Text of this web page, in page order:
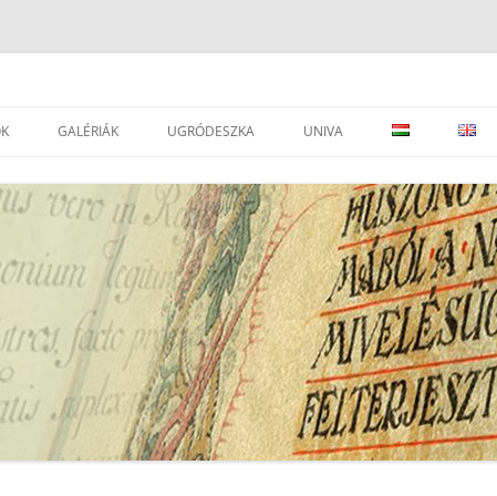
SZÉCSÉNYI M.: A RENDSZERVÁLTÁS
GYŰJTEMÉNY ARCHÍVUM
GALÉRIÁK
ESEMÉNYEK
UGRÓDESZKA
PORTÁLOK
TÁRSEGYESÜLETEK, INTÉZMÉNYEK
LEVÉLTÁRI, TÖRTÉNELMI
FOLYÓIRATOK
UNIVA
EAD IMPORTÁLÁSI SEGÉDLET ⇒
ATOM KÉZIKÖNYV
UNIVA FONDJEGYZÉK PÁLYÁZAT
UNIVA – DÁTUM JAVÍTÁS